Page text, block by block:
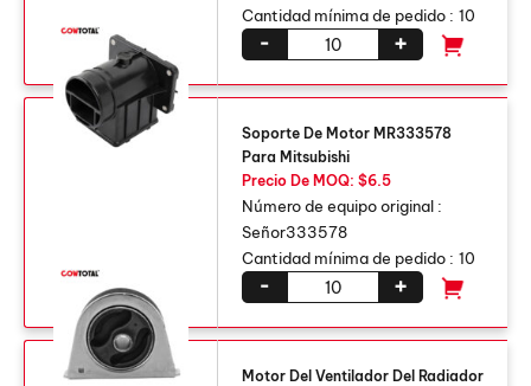
Cantidad mínima de pedido : 10
+
-
Soporte De Motor MR333578
Para Mitsubishi
Precio De MOQ: $6.5
Número de equipo original :
Señor333578
Cantidad mínima de pedido : 10
+
-
Motor Del Ventilador Del Radiador